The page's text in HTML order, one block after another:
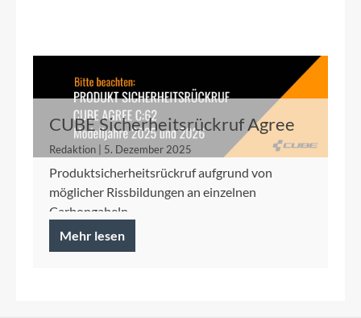
CUBE Sicherheitsrückruf Agree
C:62 2025/2026
Redaktion | 5. Dezember 2025
Produktsicherheitsrückruf aufgrund von
möglicher Rissbildungen an einzelnen
Carbongabeln
Mehr lesen